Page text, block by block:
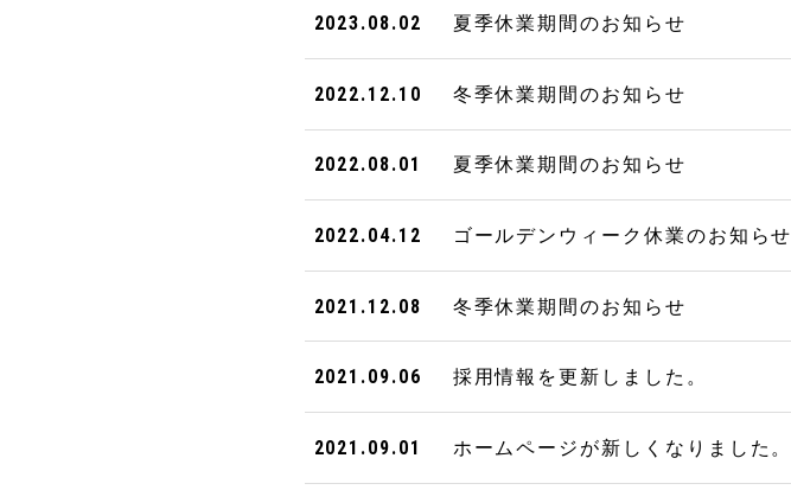
2023.08.02 夏季休業期間のお知らせ
2022.12.10 冬季休業期間のお知らせ
2022.08.01 夏季休業期間のお知らせ
2022.04.12 ゴールデンウィーク休業のお知らせ
2021.12.08 冬季休業期間のお知らせ
2021.09.06 採用情報を更新しました。
2021.09.01 ホームページが新しくなりました。